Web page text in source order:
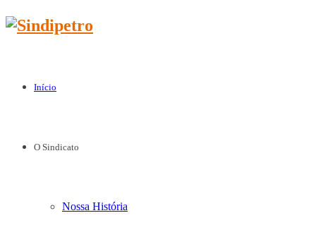
Início
O Sindicato
Nossa História